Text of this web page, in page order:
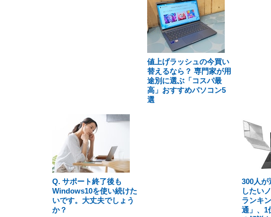
値上げラッシュの今買い
替えるなら？ 専門家が用
途別に選ぶ「コスパ最
高」おすすめパソコン5
選
Q. サポート終了後も
Windows10を使い続けた
いです。大丈夫でしょう
か？
300人が
したい
ランキ
通」、1